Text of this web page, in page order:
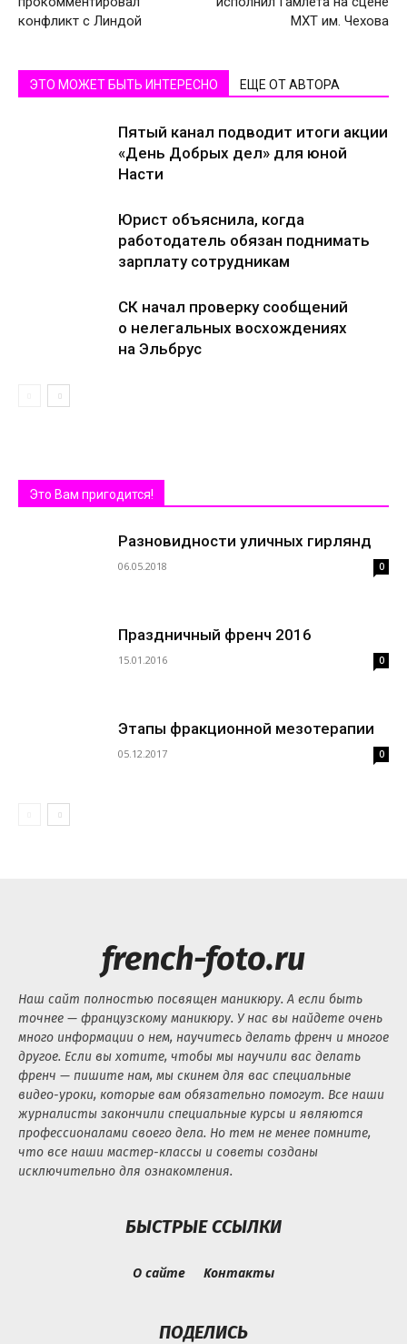
конфликт с Линдой
МХТ им. Чехова
ЭТО МОЖЕТ БЫТЬ ИНТЕРЕСНО ЕЩЕ ОТ АВТОРА
Пятый канал подводит итоги акции
«День Добрых дел» для юной
Насти
Юрист объяснила, когда
работодатель обязан поднимать
зарплату сотрудникам
СК начал проверку сообщений
о нелегальных восхождениях
на Эльбрус
Это Вам пригодится!
Разновидности уличных гирлянд
06.05.2018 0
Праздничный френч 2016
15.01.2016 0
Этапы фракционной мезотерапии
05.12.2017 0
french-foto.ru
Наш сайт полностью посвящен маникюру. А если быть
точнее — французскому маникюру. У нас вы найдете очень
много информации о нем, научитесь делать френч и многое
другое. Если вы хотите, чтобы мы научили вас делать
френч — пишите нам, мы скинем для вас специальные
видео-уроки, которые вам обязательно помогут. Все наши
журналисты закончили специальные курсы и являются
профессионалами своего дела. Но тем не менее помните,
что все наши мастер-классы и советы созданы
исключительно для ознакомления.
БЫСТРЫЕ ССЫЛКИ
О сайте Контакты
ПОДЕЛИСЬ